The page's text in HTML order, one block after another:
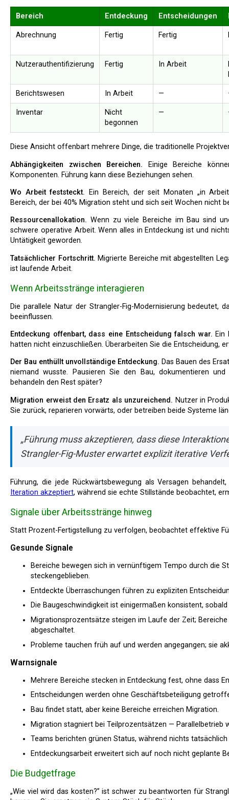
Bereich Entdeckung Entscheidungen
Abrechnung Fertig Fertig
Nutzerauthentifizierung Fertig In Arbeit
Berichtswesen In Arbeit —
Inventar
Nicht
begonnen
—
Diese Ansicht offenbart mehrere Dinge, die traditionelle
Abhängigkeiten zwischen Bereichen. Einige Bereiche
Komponenten. Führung kann diese Beziehungen sehen.
Wo Arbeit feststeckt. Ein Bereich, der seit Monaten „in
Bereich, der bei 40% Migration steht und sich seit Wochen nicht
Ressourcenallokation. Wenn zu viele Bereiche im Bau sind
schwere operative Arbeit. Wenn alles in Entdeckung ist und
Untätigkeit geworden.
Tatsächlicher Fortschritt. Migrierte Bereiche mit abgestellten
ist laufende Arbeit.
Wenn Arbeitsstränge interagieren
Die parallele Natur der Strangler-Fig-Modernisierung bedeutet, dass Entdeckungen in einem Strang die Arbeit in anderen
beeinflussen.
Entdeckung offenbart, dass eine Entscheidung falsch war. Ein
hatten nicht einzuschließen. Überarbeiten Sie die Entscheidung,
Der Bau enthüllt unvollständige Entdeckung. Das Bauen des
niemand wusste. Pausieren Sie den Bau, dokumentieren
behandeln den Rest später?
Migration erweist den Ersatz als unzureichend. Nutzer in
Sie zurück, reparieren vorwärts, oder betreiben beide Systeme
„Führung muss akzeptieren, dass diese
Strangler-Fig-Muster erwartet explizit iterative
Führung, die jede Rückwärtsbewegung als Versagen
Iteration akzeptiert, während sie echte Stillstände beobachtet,
Signale über Arbeitsstränge hinweg
Statt Prozent-Fertigstellung zu verfolgen, beobachtet effektive
Gesunde Signale
Bereiche bewegen sich in vernünftigem Tempo durch die
steckengeblieben.
Entdeckte Überraschungen führen zu expliziten
Die Baugeschwindigkeit ist einigermaßen konsistent,
Migrationsprozentsätze steigen im Laufe der Zeit;
abgeschaltet.
Probleme tauchen früh auf und werden angegangen; sie
Warnsignale
Mehrere Bereiche stecken in Entdeckung fest, ohne dass
Entscheidungen werden ohne Geschäftsbeteiligung
Bau findet statt, aber keine Bereiche erreichen Migration.
Migration stagniert bei Teilprozentsätzen — Parallelbetrieb
Teams berichten grünen Status, während nichts
Entdeckungsarbeit erweitert sich auf noch nicht geplante
Die Budgetfrage
„Wie viel wird das kosten?” ist schwer zu beantworten für Strangler-Fig-Modernisierung, weil Sie nicht eine einzelne Sache